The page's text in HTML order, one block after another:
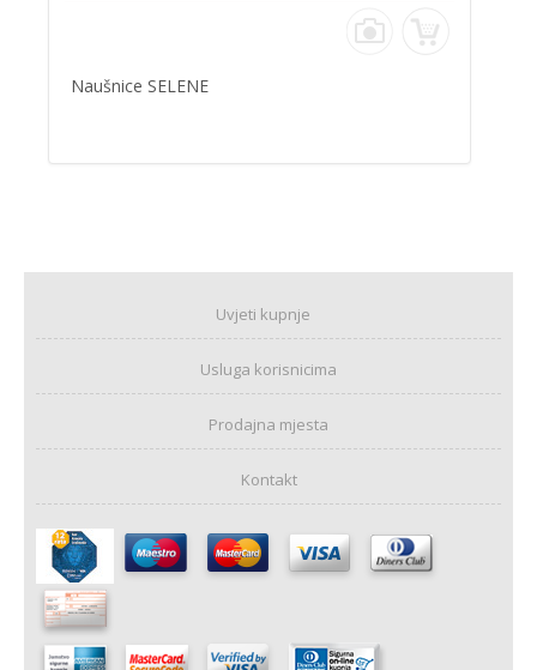
Naušnice SELENE
Uvjeti kupnje
Usluga korisnicima
Prodajna mjesta
Kontakt